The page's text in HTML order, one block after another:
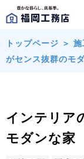
トップページ ＞ 施
がセンス抜群のモ
インテリア
モダンな家